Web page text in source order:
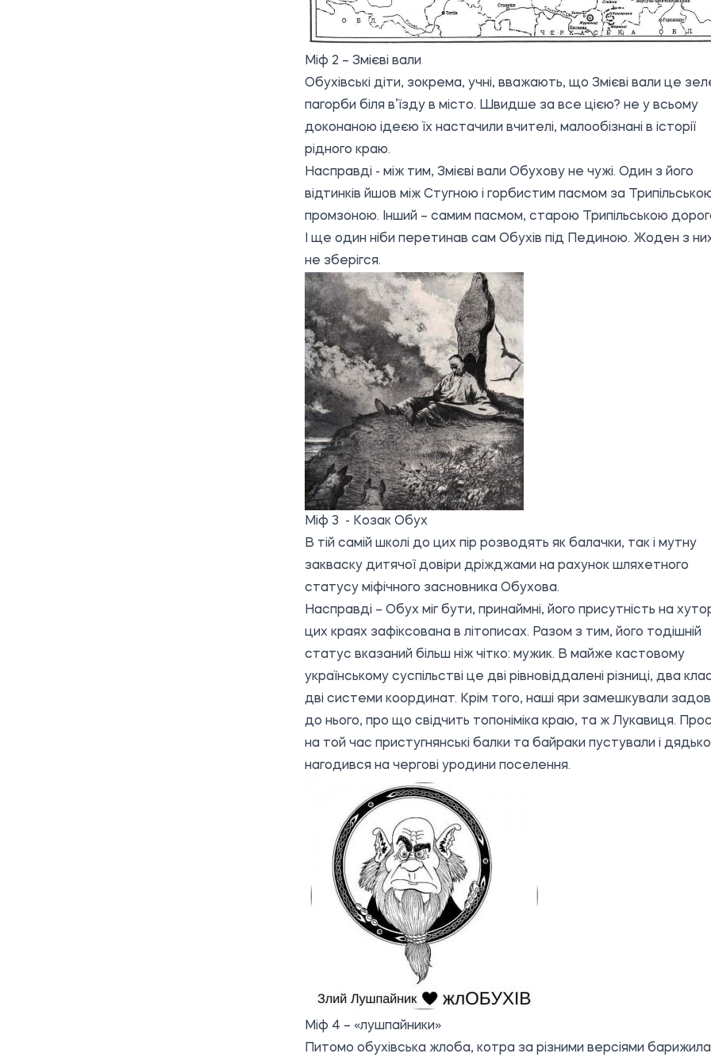
Міф 2 – Змієві вали
Обухівські діти, зокрема, учні, вважають, що Змієві вали це
пагорби біля в’їзду в місто. Швидше за все цією? не у всьому
доконаною ідеєю їх настачили вчителі, малообізнані в історії
рідного краю.
Насправді - між тим, Змієві вали Обухову не чужі. Один з його
відтинків йшов між Стугною і горбистим пасмом за
промзоною. Інший – самим пасмом, старою Трипільською
І ще один ніби перетинав сам Обухів під Пединою. Жоден з
не зберігся.
Міф 3 - Козак Обух
В тій самій школі до цих пір розводять як балачки, так і мутну
закваску дитячої довіри дріжджами на рахунок шляхетного
статусу міфічного засновника Обухова.
Насправді – Обух міг бути, принаймні, його присутність на
цих краях зафіксована в літописах. Разом з тим, його тодішній
статус вказаний більш ніж чітко: мужик. В майже кастовому
українському суспільстві це дві рівновіддалені різниці, два
дві системи координат. Крім того, наші яри замешкували
до нього, про що свідчить топоніміка краю, та ж Лукавиця.
на той час пристугнянські балки та байраки пустували і дядько
нагодився на чергові уродини поселення.
Міф 4 – «лушпайники»
Питомо обухівська жлоба, котра за різними версіями барижила